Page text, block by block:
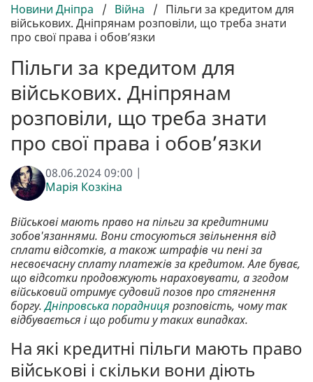
Новини Дніпра / Війна / Пільги за кредитом для
військових. Дніпрянам розповіли, що треба знати
про свої права і обов’язки
Пільги за кредитом для
військових. Дніпрянам
розповіли, що треба знати
про свої права і обов’язки
08.06.2024 09:00 |
Марія Козкіна
Військові мають право на пільги за кредитними
зобов'язаннями. Вони стосуються звільнення від
сплати відсотків, а також штрафів чи пені за
несвоєчасну сплату платежів за кредитом. Але буває,
що відсотки продовжують нараховувати, а згодом
військовий отримує судовий позов про стягнення
боргу.Дніпровська порадниця розповість, чому так
відбувається і що робити у таких випадках.
На які кредитні пільги мають право
військові і скільки вони діють